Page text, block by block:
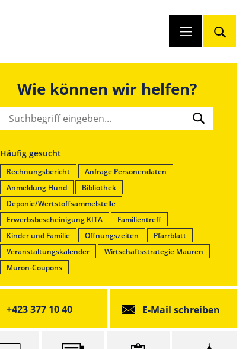
Wie können wir helfen?
Häufig gesucht
Rechnungsbericht
Anfrage Personendaten
Anmeldung Hund
Bibliothek
Deponie/Wertstoffsammelstelle
Erwerbsbescheinigung KITA
Familientreff
Kinder und Familie
Öffnungszeiten
Pfarrblatt
Veranstaltungskalender
Wirtschaftsstrategie Mauren
Muron-Coupons
+423 377 10 40 E-Mail schreiben